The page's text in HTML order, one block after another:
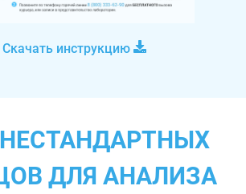
Скачать инструкцию
ДЛЯ АНАЛИЗА